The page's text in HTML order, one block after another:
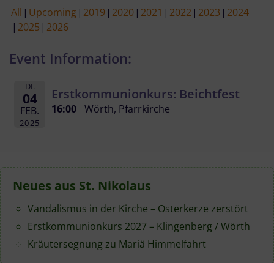
All Upcoming 2019 2020 2021 2022 2023 2024
2025 2026
Event Information:
DI.
04
FEB.
2025
Erstkommunionkurs: Beichtfest
16:00 Wörth, Pfarrkirche
Neues aus St. Nikolaus
Vandalismus in der Kirche – Osterkerze zerstört
Erstkommunionkurs 2027 – Klingenberg / Wörth
Kräutersegnung zu Mariä Himmelfahrt